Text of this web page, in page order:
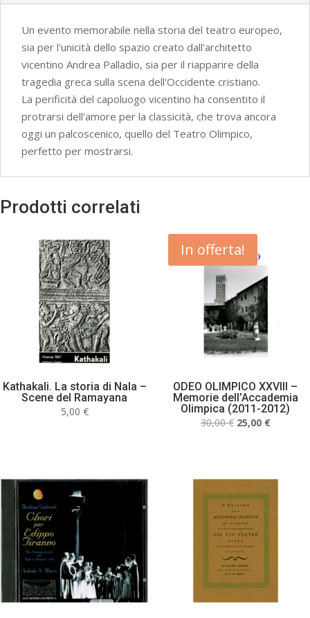
Un evento memorabile nella storia del teatro europeo,
sia per l'unicità dello spazio creato dall'architetto
vicentino Andrea Palladio, sia per il riapparire della
tragedia greca sulla scena dell'Occidente cristiano.
La perificità del capoluogo vicentino ha consentito il
protrarsi dell'amore per la classicità, che trova ancora
oggi un palcoscenico, quello del Teatro Olimpico,
perfetto per mostrarsi.
Prodotti correlati
Kathakali. La storia di Nala –
Scene del Ramayana
5,00 €
In offerta!
ODEO OLIMPICO XXVIII –
Memorie dell’Accademia
Olimpica (2011-2012)
30,00€ Il
25,00 €Il